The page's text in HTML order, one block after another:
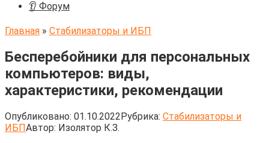
👂 Форум
Главная » Стабилизаторы и ИБП
Бесперебойники для персональных
компьютеров: виды,
характеристики, рекомендации
Опубликовано: 01.10.2022Рубрика: Стабилизаторы и
ИБПАвтор: Изолятор К.З.